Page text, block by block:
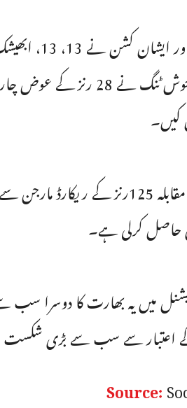
سوریا
انگلینڈ نے یہ مقابلہ 125رنز
حاصل کرلی ہے۔
میں یہ بھارت کا
اعتبار سے سب سے بڑی
Source: